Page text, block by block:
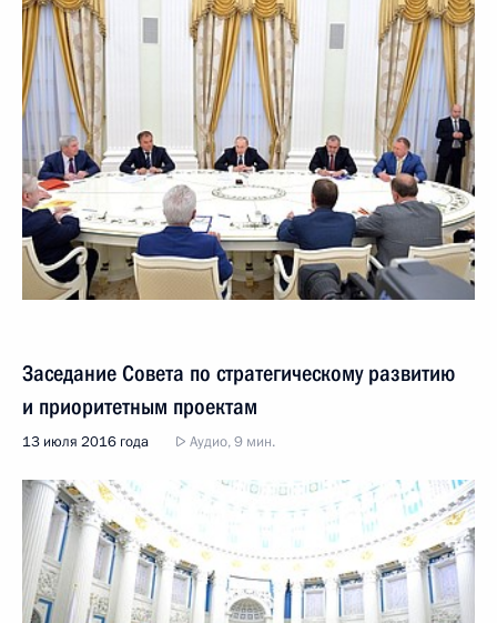
Заседание Совета по стратегическому развитию
и приоритетным проектам
13 июля 2016 года Аудио, 9 мин.